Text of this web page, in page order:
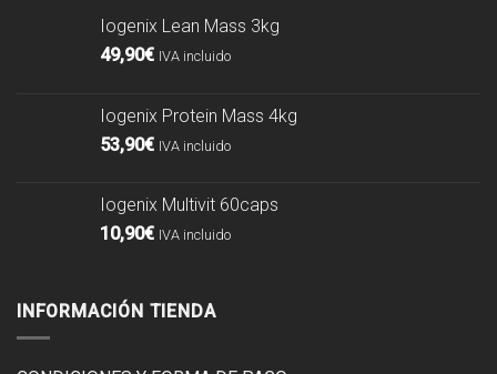
Iogenix Lean Mass 3kg
49,90€ IVA incluido
Iogenix Protein Mass 4kg
53,90€ IVA incluido
Iogenix Multivit 60caps
10,90€ IVA incluido
INFORMACIÓN TIENDA